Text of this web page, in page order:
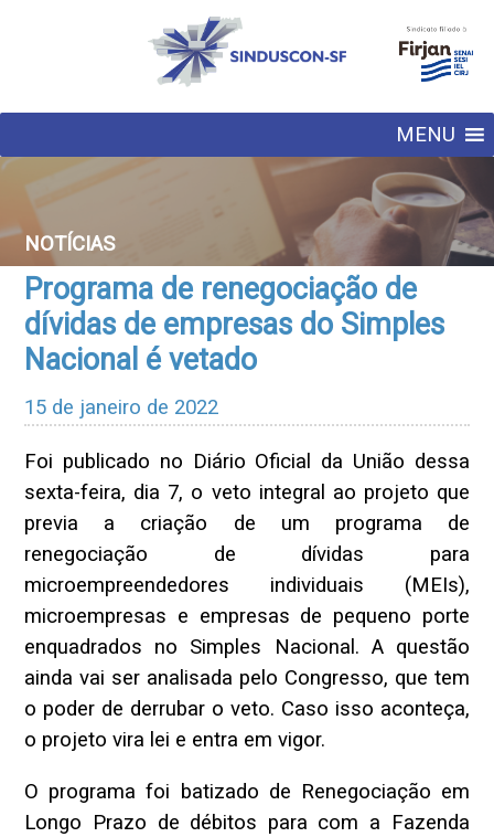
MENU
NOTÍCIAS
Programa de renegociação de
dívidas de empresas do Simples
Nacional é vetado
15 de janeiro de 2022
Foi publicado no Diário Oficial da União dessa
sexta-feira, dia 7, o veto integral ao projeto que
previa a criação de um programa de
renegociação de dívidas para
microempreendedores individuais (MEIs),
microempresas e empresas de pequeno porte
enquadrados no Simples Nacional. A questão
ainda vai ser analisada pelo Congresso, que tem
o poder de derrubar o veto. Caso isso aconteça,
o projeto vira lei e entra em vigor.
O programa foi batizado de Renegociação em
Longo Prazo de débitos para com a Fazenda